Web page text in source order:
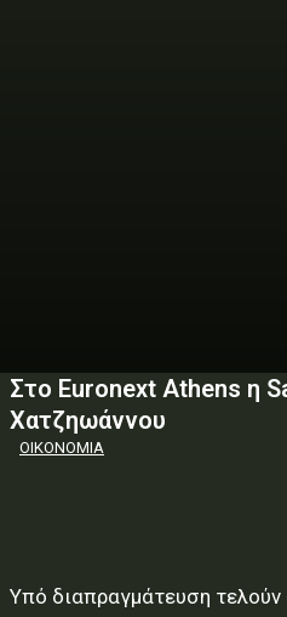
Στο Euronext Athens η
Χατζηωάννου
ΟΙΚΟΝΟΜΙΑ
Υπό διαπραγμάτευση